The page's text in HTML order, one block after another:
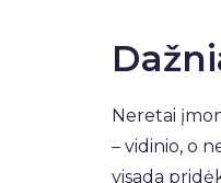
Neretai
– vidinio, o
visada